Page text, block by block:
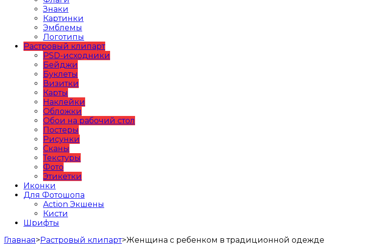
Знаки
Картинки
Эмблемы
Логотипы
Растровый клипарт
PSD-исходники
Бейджи
Буклеты
Визитки
Карты
Наклейки
Обложки
Обои на рабочий стол
Постеры
Рисунки
Сканы
Текстуры
Фото
Этикетки
Иконки
Для Фотошопа
Action Экшены
Кисти
Шрифты
Главная>Растровый клипарт>Женщина с ребенком в традиционной одежде